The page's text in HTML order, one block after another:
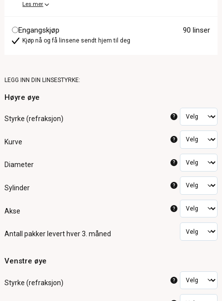
Les mer
Engangskjøp 90 linser
Kjøp nå og få linsene sendt hjem til deg
LEGG INN DIN LINSESTYRKE:
Høyre øye
Styrke (refraksjon) ?
Kurve ?
Diameter ?
Sylinder ?
Akse ?
Antall pakker levert hver 3. måned
Venstre øye
Styrke (refraksjon) ?